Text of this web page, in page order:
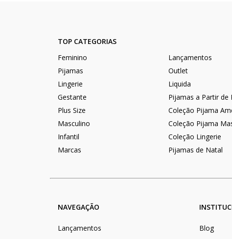
TOP CATEGORIAS
Feminino
Pijamas
Lingerie
Gestante
Plus Size
Masculino
Infantil
Marcas
Lançamentos
Outlet
Liquida
Pijamas a Partir de
Coleção Pijama
Coleção Pijama
Coleção Lingerie
Pijamas de Natal
NAVEGAÇÃO
Lançamentos
Blog